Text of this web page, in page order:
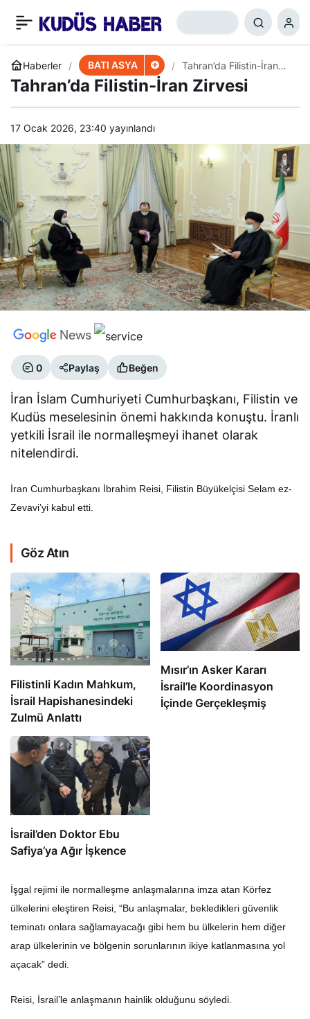
Haberler BATI ASYA
Tahran’da Filistin-İran
Zirvesi
Tahran’da Filistin-İran Zirvesi
17 Ocak 2026, 23:40 yayınlandı
0 Paylaş Beğen
İran İslam Cumhuriyeti Cumhurbaşkanı, Filistin ve
Kudüs meselesinin önemi hakkında konuştu. İranlı
yetkili İsrail ile normalleşmeyi ihanet olarak
nitelendirdi.
İran Cumhurbaşkanı İbrahim Reisi, Filistin Büyükelçisi Selam ez-
Zevavi’yi kabul etti.
Göz Atın
Filistinli Kadın Mahkum,
İsrail Hapishanesindeki
Zulmü Anlattı
Mısır’ın Asker Kararı
İsrail’le Koordinasyon
İçinde Gerçekleşmiş
İsrail’den Doktor Ebu
Safiya’ya Ağır İşkence
İşgal rejimi ile normalleşme anlaşmalarına imza atan Körfez
ülkelerini eleştiren Reisi, “Bu anlaşmalar, bekledikleri güvenlik
teminatı onlara sağlamayacağı gibi hem bu ülkelerin hem diğer
arap ülkelerinin ve bölgenin sorunlarının ikiye katlanmasına yol
açacak” dedi.
Reisi, İsrail’le anlaşmanın hainlik olduğunu söyledi.
ABD Sözcüsü: Husiler
Üssümüzü Vurdu
+ 0 Paylaş